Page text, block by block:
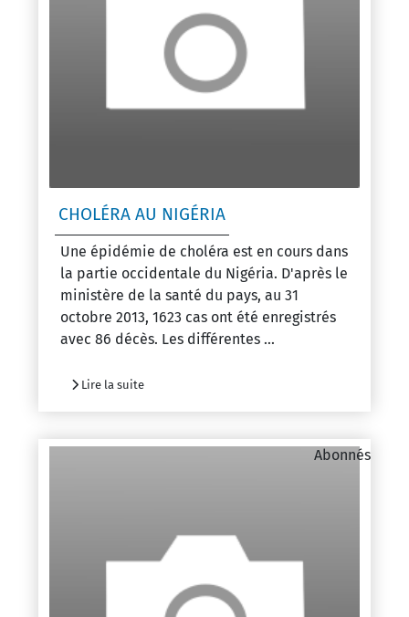
CHOLÉRA AU NIGÉRIA
Une épidémie de choléra est en cours dans
la partie occidentale du Nigéria. D'après le
ministère de la santé du pays, au 31
octobre 2013, 1623 cas ont été enregistrés
avec 86 décès. Les différentes ...
Lire la suite
Abonnés